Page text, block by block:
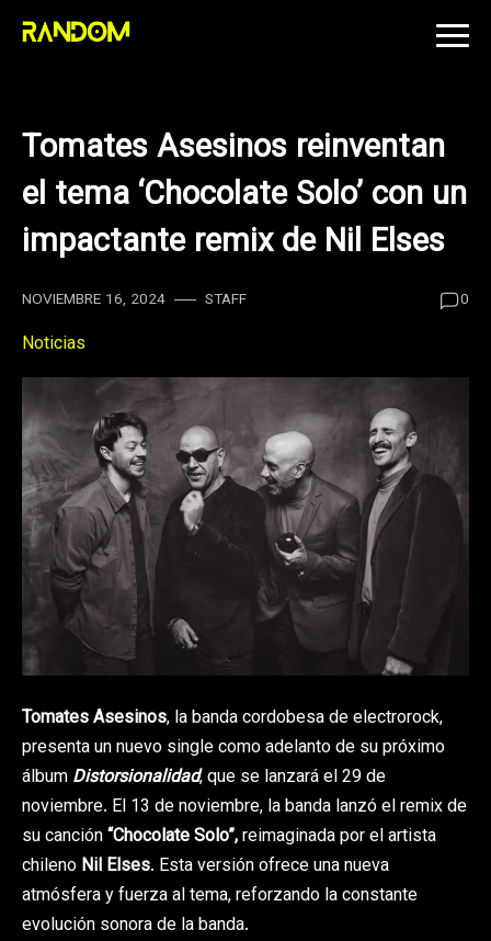
Skip
Tomates Asesinos reinventan
el tema ‘Chocolate Solo’ con un
impactante remix de Nil Elses
NOVIEMBRE 16, 2024 STAFF 0
Noticias
Tomates Asesinos, la banda cordobesa de electrorock,
presenta un nuevo single como adelanto de su próximo
álbum Distorsionalidad, que se lanzará el 29 de
noviembre. El 13 de noviembre, la banda lanzó el remix de
su canción“Chocolate Solo”,reimaginada por el artista
chileno Nil Elses. Esta versión ofrece una nueva
atmósfera y fuerza al tema, reforzando la constante
evolución sonora de la banda.